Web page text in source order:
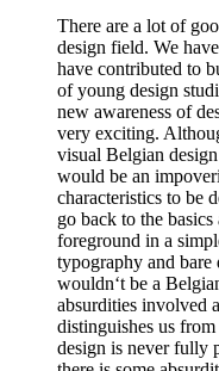
There are a lot of
design field. We
have contributed to
of young design
new awareness of
very exciting.
visual Belgian
would be an
characteristics to be
go back to the
foreground in a
typography and
wouldn‘t be a
absurdities involved
distinguishes us
design is never fully